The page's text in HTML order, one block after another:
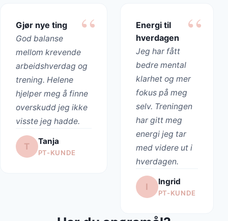
Gjør nye ting
God balanse
mellom krevende
arbeidshverdag og
trening. Helene
hjelper meg å finne
overskudd jeg ikke
visste jeg hadde.
T
Tanja
PT-KUNDE
Energi til
hverdagen
Jeg har fått
bedre mental
klarhet og mer
fokus på meg
selv. Treningen
har gitt meg
energi jeg tar
med videre ut i
hverdagen.
I
Ingrid
PT-KUNDE